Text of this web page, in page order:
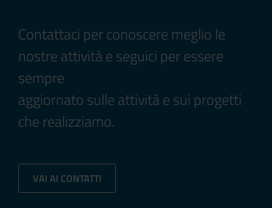
Contattaci per conoscere meglio le
nostre attività e seguici per essere
sempre
aggiornato sulle attività e sui progetti
che realizziamo.
VAI AI CONTATTI